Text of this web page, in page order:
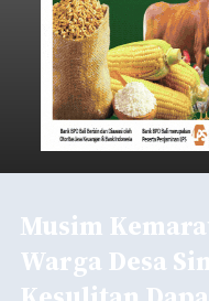
Musim
Warga Desa